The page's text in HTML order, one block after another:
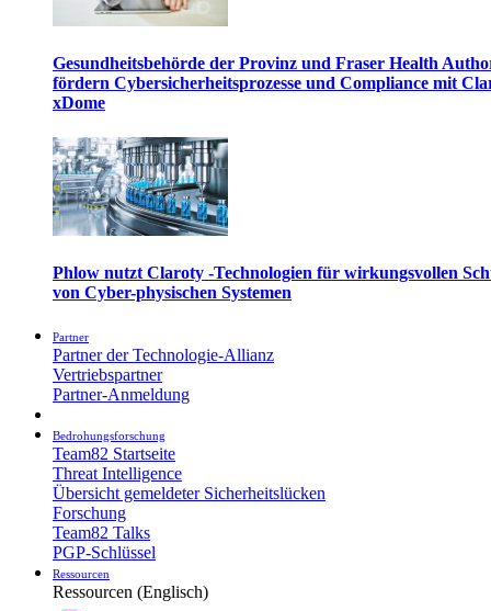
Gesundheitsbehörde der Provinz und Fraser Health
fördern Cybersicherheitsprozesse und Compliance mit
xDome
Phlow nutzt Claroty -Technologien für wirkungsvollen
von Cyber-physischen Systemen
Partner
Partner der Technologie-Allianz
Vertriebspartner
Partner-Anmeldung
Bedrohungsforschung
Team82 Startseite
Threat Intelligence
Übersicht gemeldeter Sicherheitslücken
Forschung
Team82 Talks
PGP-Schlüssel
Ressourcen
Ressourcen (Englisch)